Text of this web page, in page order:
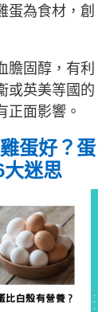
蛋為食材，創
膽固醇，有利
或英美等國的
正面影響。
蛋好？蛋
大迷思